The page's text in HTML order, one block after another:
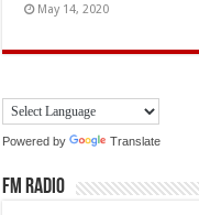
May 14, 2020
Powered by Translate
FM Radio